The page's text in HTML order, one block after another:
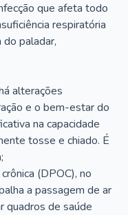
que afeta todo
respiratória
paladar,
alterações
e o bem-estar do
na capacidade
tosse e chiado. É
(DPOC), no
a passagem de ar
quadros de saúde